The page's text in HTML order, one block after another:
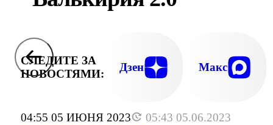
04:55 05 ИЮНЯ 2023
05:43 05.06.2023
СЛЕДИТЕ ЗА
НОВОСТЯМИ:
Дзен Макс